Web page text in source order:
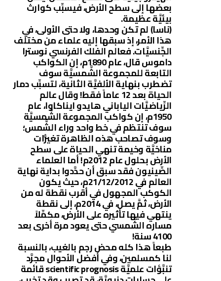
بعضها إلى سطح الأرض، فيسبِّب كوارث
بيئيَّة عظيمة.
(ناسا) لم تكن وحدها، ولا حتى الأولى، في
هذا الأمر، إذ سبقها إليه علماء من مختلف
الجِّنسيَّات. فعالم الفلك الفرنسي نوسترا
داموس قال، عام 1890م، إن الكواكب
التابعة للمجموعة الشَّمسيَّة سوف
تضطرب بنهاية الألفيَّة الثانية، لتسبِّب دمار
الحياة بعد 12 عاماً فقط! وقال عالم
الرِّياضيَّات الياباني هايدو ايناكاوا، عام
1950م، إن كواكب المجموعة الشَّمسيَّة
سوف تنتظم في خط واحد وراء الشَّمس؛
وسوف تصاحب هذه الظاهرة تغيُّرات
مناخيَّة وخيمة تنهي الحياة على سطح
الأرض بحلول عام 2012م! أما العلماء
الصِّينيون فقد سبق أن حدَّدوا بداية نهاية
العالم في 21/12/2012م، حيث يكون
الكوكب المجهول في أقرب نقطة له من
الأرض، ثمَّ يصل، في 2014م، إلى نقطة
ينتهي فيها تأثيره على الأرض، مكمِّلاً
مساره الشَّمسي حتى يعود مرة أخرى بعد
4100 سنة!
طبعاً هذا كله محض رجم بالغيب، بالنسبة
لنا كمسلمين، وفي أفضل الأحوال مجرَّد
تنبَّؤات علميَّة scientific prognosis قائمة